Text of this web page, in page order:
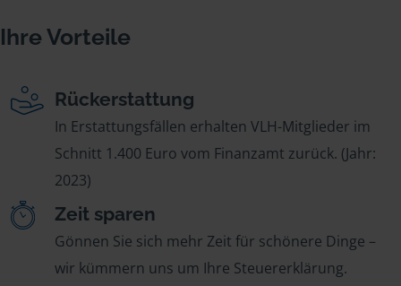
Ihre Vorteile
Rückerstattung
In Erstattungsfällen erhalten VLH-Mitglieder im
Schnitt 1.400 Euro vom Finanzamt zurück. (Jahr:
2023)
Zeit sparen
Gönnen Sie sich mehr Zeit für schönere Dinge –
wir kümmern uns um Ihre Steuererklärung.